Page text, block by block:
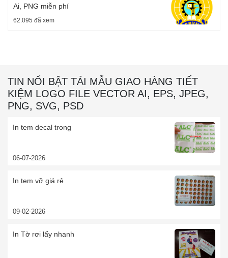
Ai, PNG miễn phí
62.095 đã xem
TIN NỔI BẬT TẢI MẪU GIAO HÀNG TIẾT
KIỆM LOGO FILE VECTOR AI, EPS, JPEG,
PNG, SVG, PSD
In tem decal trong
06-07-2026
In tem vỡ giá rẻ
09-02-2026
In Tờ rơi lấy nhanh